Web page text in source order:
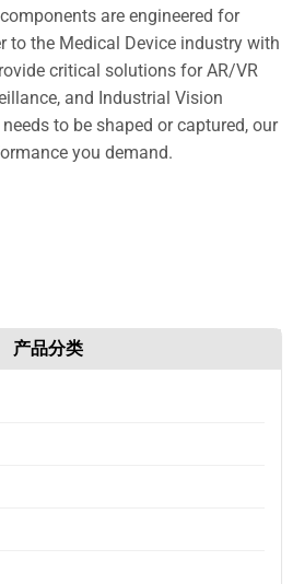
are engineered for
to the Medical Device industry with
critical solutions for AR/VR
, and Industrial Vision
to be shaped or captured, our
you demand.
产品分类